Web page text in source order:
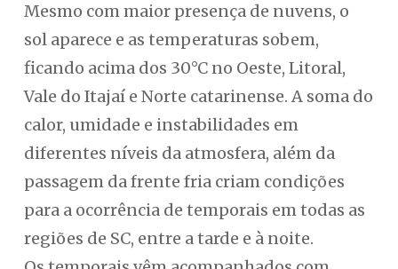
Mesmo com maior presença de nuvens, o
sol aparece e as temperaturas sobem,
ficando acima dos 30°C no Oeste, Litoral,
Vale do Itajaí e Norte catarinense. A soma do
calor, umidade e instabilidades em
diferentes níveis da atmosfera, além da
passagem da frente fria criam condições
para a ocorrência de temporais em todas as
regiões de SC, entre a tarde e à noite.